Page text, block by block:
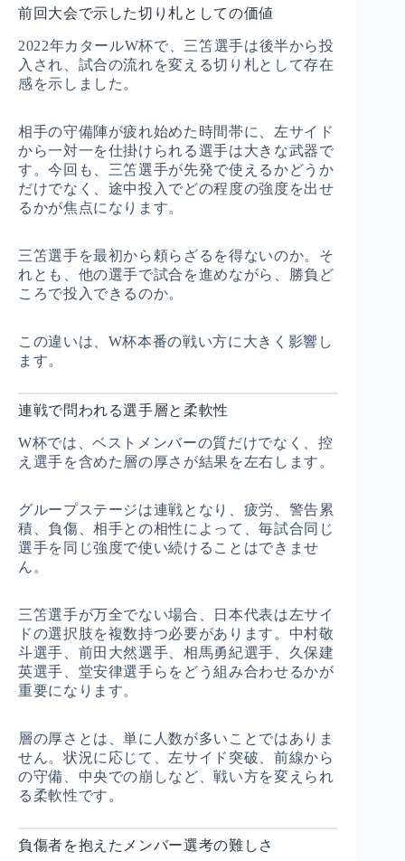
前回大会で示した切り札としての価値
2022年カタールW杯で、三笘選手は後半から投
入され、試合の流れを変える切り札として存在
感を示しました。
相手の守備陣が疲れ始めた時間帯に、左サイド
から一対一を仕掛けられる選手は大きな武器で
す。今回も、三笘選手が先発で使えるかどうか
だけでなく、途中投入でどの程度の強度を出せ
るかが焦点になります。
三笘選手を最初から頼らざるを得ないのか。そ
れとも、他の選手で試合を進めながら、勝負ど
ころで投入できるのか。
この違いは、W杯本番の戦い方に大きく影響し
ます。
連戦で問われる選手層と柔軟性
W杯では、ベストメンバーの質だけでなく、控
え選手を含めた層の厚さが結果を左右します。
グループステージは連戦となり、疲労、警告累
積、負傷、相手との相性によって、毎試合同じ
選手を同じ強度で使い続けることはできませ
ん。
三笘選手が万全でない場合、日本代表は左サイ
ドの選択肢を複数持つ必要があります。中村敬
斗選手、前田大然選手、相馬勇紀選手、久保建
英選手、堂安律選手らをどう組み合わせるかが
重要になります。
層の厚さとは、単に人数が多いことではありま
せん。状況に応じて、左サイド突破、前線から
の守備、中央での崩しなど、戦い方を変えられ
る柔軟性です。
負傷者を抱えたメンバー選考の難しさ